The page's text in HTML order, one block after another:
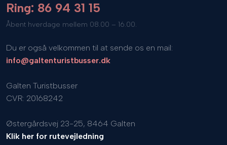
Ring: 86 94 31 15
​Åbent hverdage mellem 08.00 – 16.00.
Du er også velkommen til at sende os en mail:
info@galtenturistbusser.dk
Galten Turistbusser
CVR: 20168242
Østergårdsvej 23-25, 8464 Galten
Klik her for rutevejledning